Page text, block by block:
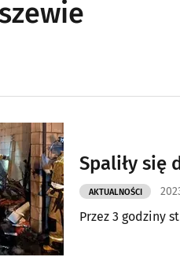
Spaliły się
AKTUALNOŚCI
Przez 3 godziny